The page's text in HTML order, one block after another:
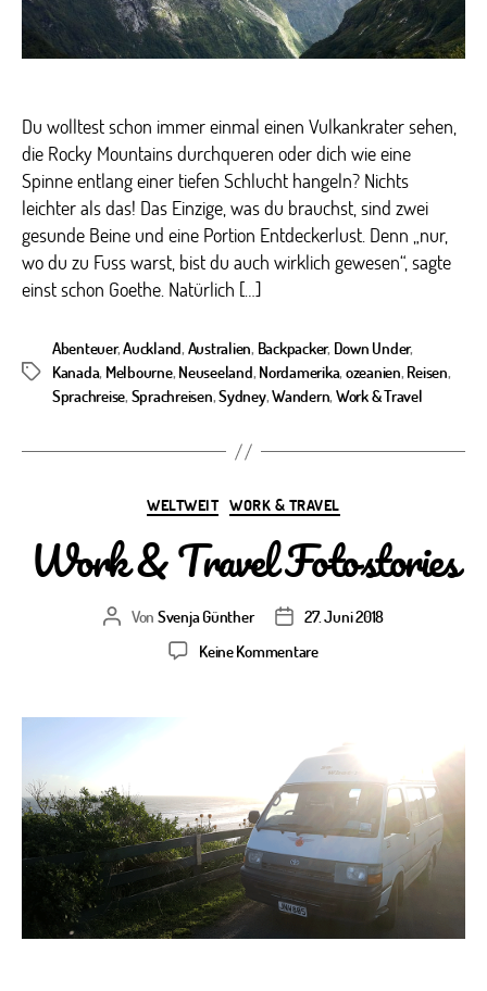
zu
Du wolltest schon immer einmal einen Vulkankrater sehen,
die Rocky Mountains durchqueren oder dich wie eine
Spinne entlang einer tiefen Schlucht hangeln? Nichts
leichter als das! Das Einzige, was du brauchst, sind zwei
gesunde Beine und eine Portion Entdeckerlust. Denn „nur,
wo du zu Fuss warst, bist du auch wirklich gewesen“, sagte
einst schon Goethe. Natürlich […]
Schlagwörter
Abenteuer,Auckland, Australien, Backpacker, Down Under,
Kanada, Melbourne, Neuseeland, Nordamerika, ozeanien, Reisen,
Sprachreise, Sprachreisen,Sydney,Wandern, Work & Travel
Kategorien
WELTWEIT WORK & TRAVEL
Work & Travel Fotostories
Beitragsautor
Von Svenja Günther Veröffentlichungsdatum
27. Juni 2018
Keine Kommentarezu
Fotostories